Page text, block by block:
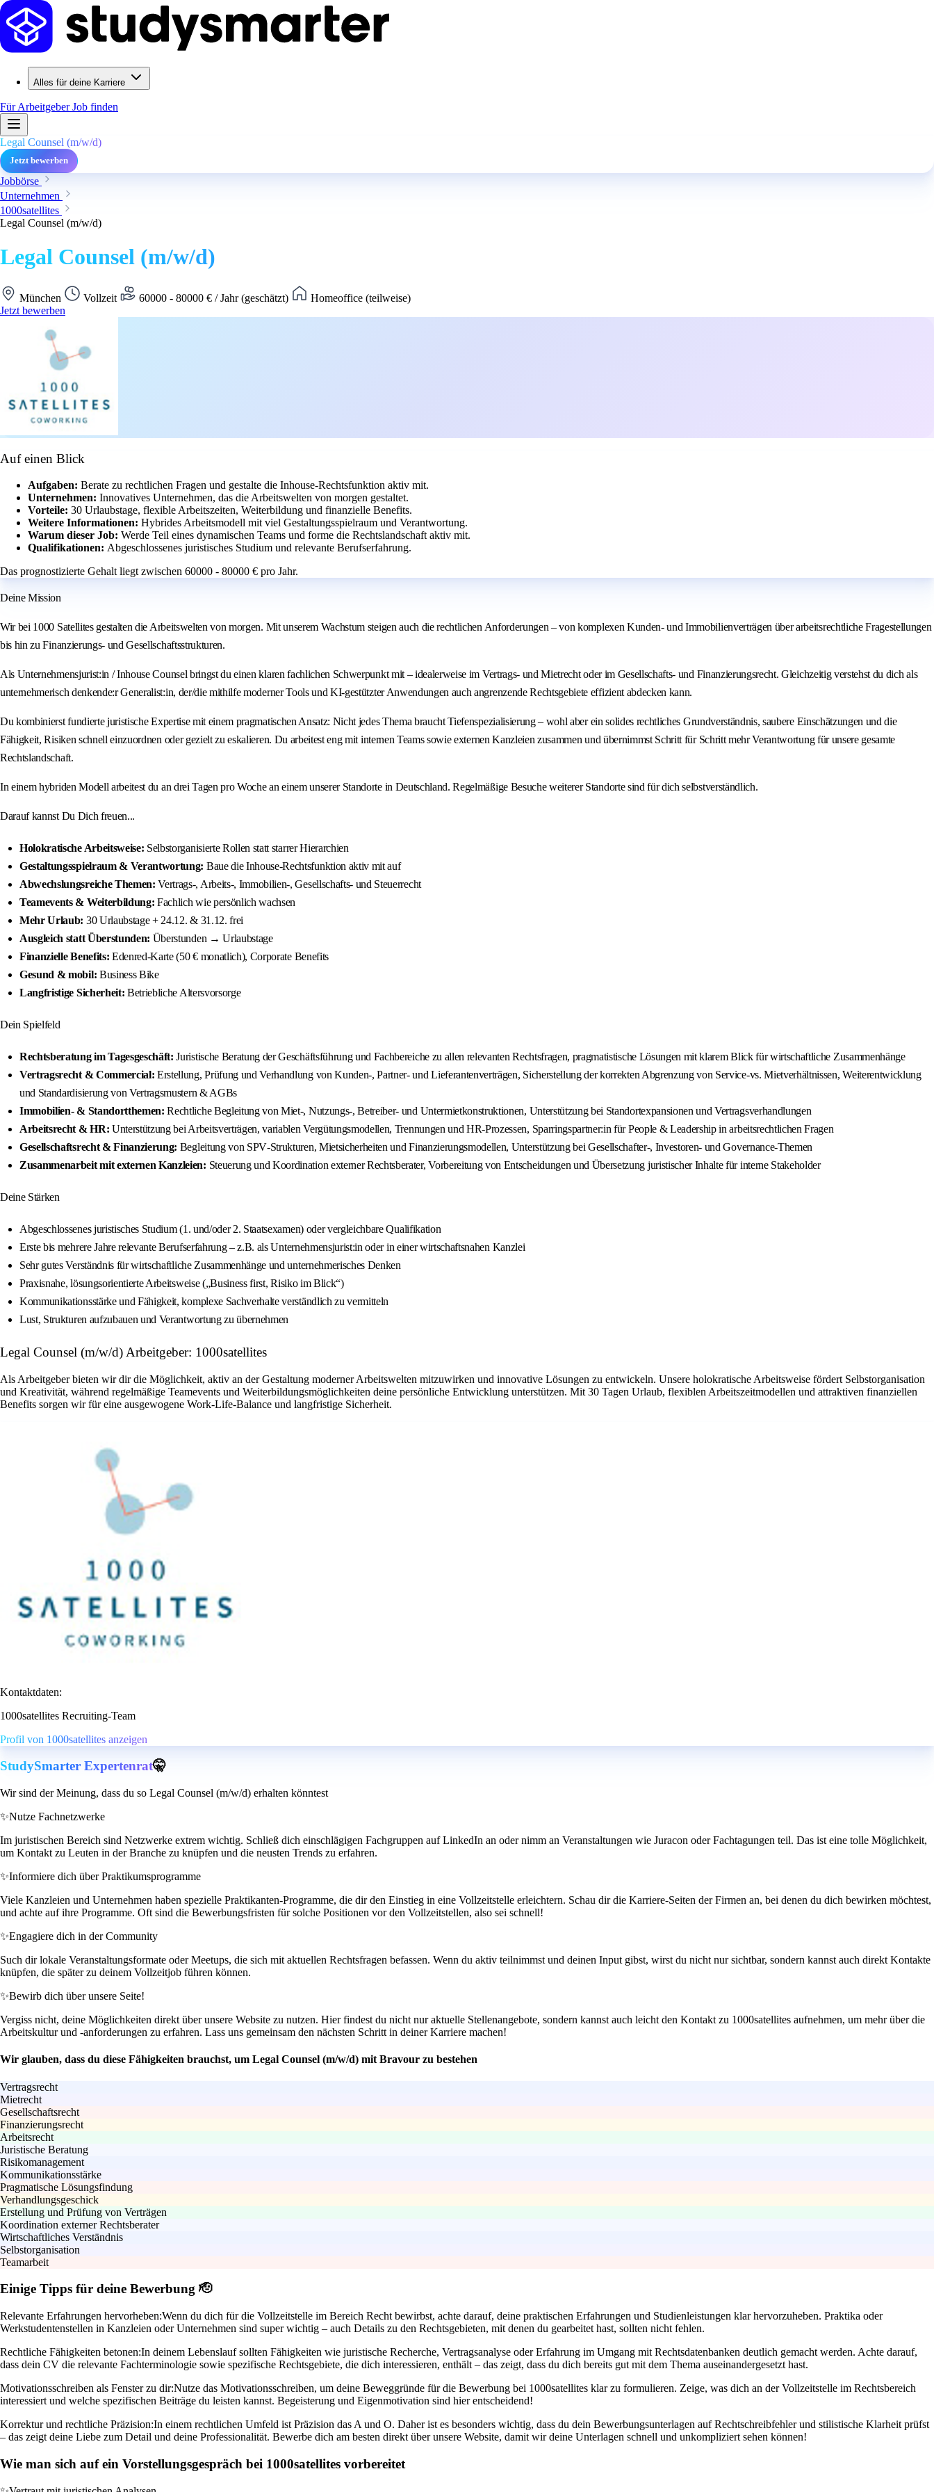
Alles für deine Karriere
Für ArbeitgeberJob finden
Legal Counsel (m/w/d)
Jetzt bewerben
Jobbörse
Unternehmen
1000satellites
Legal Counsel (m/w/d)
Legal Counsel (m/w/d)
München Vollzeit 60000 - 80000 € / Jahr (geschätzt)
Homeoffice (teilweise)
Jetzt bewerben
Auf einen Blick
Aufgaben: Berate zu rechtlichen Fragen und gestalte die Inhouse-Rechtsfunktion aktiv mit.
Unternehmen: Innovatives Unternehmen, das die Arbeitswelten von morgen gestaltet.
Vorteile: 30 Urlaubstage, flexible Arbeitszeiten, Weiterbildung und finanzielle Benefits.
Weitere Informationen: Hybrides Arbeitsmodell mit viel Gestaltungsspielraum und Verantwortung.
Warum dieser Job: Werde Teil eines dynamischen Teams und forme die Rechtslandschaft aktiv mit.
Qualifikationen: Abgeschlossenes juristisches Studium und relevante Berufserfahrung.
Das prognostizierte Gehalt liegt zwischen 60000 - 80000 € pro Jahr.
Deine Mission
Wir bei 1000 Satellites gestalten die Arbeitswelten von morgen. Mit unserem Wachstum steigen auch die rechtlichen Anforderungen – von komplexen Kunden- und Immobilienverträgen über arbeitsrechtliche Fragestellungen
bis hin zu Finanzierungs‑ und Gesellschaftsstrukturen.
Als Unternehmensjurist:in / Inhouse Counsel bringst du einen klaren fachlichen Schwerpunkt mit – idealerweise im Vertrags‑ und Mietrecht oder im Gesellschafts‑ und Finanzierungsrecht. Gleichzeitig verstehst du dich als
unternehmerisch denkende:r Generalist:in, der/die mithilfe moderner Tools und KI‑gestützter Anwendungen auch angrenzende Rechtsgebiete effizient abdecken kann.
Du kombinierst fundierte juristische Expertise mit einem pragmatischen Ansatz: Nicht jedes Thema braucht Tiefenspezialisierung – wohl aber ein solides rechtliches Grundverständnis, saubere Einschätzungen und die
Fähigkeit, Risiken schnell einzuordnen oder gezielt zu eskalieren. Du arbeitest eng mit internen Teams sowie externen Kanzleien zusammen und übernimmst Schritt für Schritt mehr Verantwortung für unsere gesamte
Rechtslandschaft.
In einem hybriden Modell arbeitest du an drei Tagen pro Woche an einem unserer Standorte in Deutschland. Regelmäßige Besuche weiterer Standorte sind für dich selbstverständlich.
Darauf kannst Du Dich freuen...
Holokratische Arbeitsweise: Selbstorganisierte Rollen statt starrer Hierarchien
Gestaltungsspielraum & Verantwortung: Baue die Inhouse-Rechtsfunktion aktiv mit auf
Abwechslungsreiche Themen: Vertrags-, Arbeits‑, Immobilien‑, Gesellschafts‑ und Steuerrecht
Teamevents & Weiterbildung: Fachlich wie persönlich wachsen
Mehr Urlaub: 30 Urlaubstage + 24.12. & 31.12. frei
Ausgleich statt Überstunden: Überstunden → Urlaubstage
Finanzielle Benefits: Edenred-Karte (50 € monatlich), Corporate Benefits
Gesund & mobil: Business Bike
Langfristige Sicherheit: Betriebliche Altersvorsorge
Dein Spielfeld
Rechtsberatung im Tagesgeschäft: Juristische Beratung der Geschäftsführung und Fachbereiche zu allen relevanten Rechtsfragen, pragmatistische Lösungen mit klarem Blick für wirtschaftliche Zusammenhänge
Vertragsrecht & Commercial: Erstellung, Prüfung und Verhandlung von Kunden‑, Partner‑ und Lieferantenverträgen, Sicherstellung der korrekten Abgrenzung von Service‑vs. Mietverhältnissen, Weiterentwicklung
und Standardisierung von Vertragsmustern & AGBs
Immobilien‑ & Standortthemen: Rechtliche Begleitung von Miet‑, Nutzungs‑, Betreiber‑ und Untermietkonstruktionen, Unterstützung bei Standortexpansionen und Vertragsverhandlungen
Arbeitsrecht & HR: Unterstützung bei Arbeitsverträgen, variablen Vergütungsmodellen, Trennungen und HR‑Prozessen, Sparringspartner:in für People & Leadership in arbeitsrechtlichen Fragen
Gesellschaftsrecht & Finanzierung: Begleitung von SPV‑Strukturen, Mietsicherheiten und Finanzierungsmodellen, Unterstützung bei Gesellschafter‑, Investoren‑ und Governance‑Themen
Zusammenarbeit mit externen Kanzleien: Steuerung und Koordination externer Rechtsberater, Vorbereitung von Entscheidungen und Übersetzung juristischer Inhalte für interne Stakeholder
Deine Stärken
Abgeschlossenes juristisches Studium (1. und/oder 2. Staatsexamen) oder vergleichbare Qualifikation
Erste bis mehrere Jahre relevante Berufserfahrung – z.B. als Unternehmensjurist:in oder in einer wirtschaftsnahen Kanzlei
Sehr gutes Verständnis für wirtschaftliche Zusammenhänge und unternehmerisches Denken
Praxisnahe, lösungsorientierte Arbeitsweise („Business first, Risiko im Blick“)
Kommunikationsstärke und Fähigkeit, komplexe Sachverhalte verständlich zu vermitteln
Lust, Strukturen aufzubauen und Verantwortung zu übernehmen
Legal Counsel (m/w/d) Arbeitgeber: 1000satellites
Als Arbeitgeber bieten wir dir die Möglichkeit, aktiv an der Gestaltung moderner Arbeitswelten mitzuwirken und innovative Lösungen zu entwickeln. Unsere holokratische Arbeitsweise fördert Selbstorganisation
und Kreativität, während regelmäßige Teamevents und Weiterbildungsmöglichkeiten deine persönliche Entwicklung unterstützen. Mit 30 Tagen Urlaub, flexiblen Arbeitszeitmodellen und attraktiven finanziellen
Benefits sorgen wir für eine ausgewogene Work-Life-Balance und langfristige Sicherheit.
Kontaktdaten:
1000satellites Recruiting-Team
Profil von 1000satellites anzeigen
StudySmarter Expertenrat🤫
Wir sind der Meinung, dass du so Legal Counsel (m/w/d) erhalten könntest
✨Nutze Fachnetzwerke
Im juristischen Bereich sind Netzwerke extrem wichtig. Schließ dich einschlägigen Fachgruppen auf LinkedIn an oder nimm an Veranstaltungen wie Juracon oder Fachtagungen teil. Das ist eine tolle Möglichkeit,
um Kontakt zu Leuten in der Branche zu knüpfen und die neusten Trends zu erfahren.
✨Informiere dich über Praktikumsprogramme
Viele Kanzleien und Unternehmen haben spezielle Praktikanten-Programme, die dir den Einstieg in eine Vollzeitstelle erleichtern. Schau dir die Karriere-Seiten der Firmen an, bei denen du dich bewirken möchtest,
und achte auf ihre Programme. Oft sind die Bewerbungsfristen für solche Positionen vor den Vollzeitstellen, also sei schnell!
✨Engagiere dich in der Community
Such dir lokale Veranstaltungsformate oder Meetups, die sich mit aktuellen Rechtsfragen befassen. Wenn du aktiv teilnimmst und deinen Input gibst, wirst du nicht nur sichtbar, sondern kannst auch direkt Kontakte
knüpfen, die später zu deinem Vollzeitjob führen können.
✨Bewirb dich über unsere Seite!
Vergiss nicht, deine Möglichkeiten direkt über unsere Website zu nutzen. Hier findest du nicht nur aktuelle Stellenangebote, sondern kannst auch leicht den Kontakt zu 1000satellites aufnehmen, um mehr über die
Arbeitskultur und -anforderungen zu erfahren. Lass uns gemeinsam den nächsten Schritt in deiner Karriere machen!
Wir glauben, dass du diese Fähigkeiten brauchst, um Legal Counsel (m/w/d) mit Bravour zu bestehen
Vertragsrecht
Mietrecht
Gesellschaftsrecht
Finanzierungsrecht
Arbeitsrecht
Juristische Beratung
Risikomanagement
Kommunikationsstärke
Pragmatische Lösungsfindung
Verhandlungsgeschick
Erstellung und Prüfung von Verträgen
Koordination externer Rechtsberater
Wirtschaftliches Verständnis
Selbstorganisation
Teamarbeit
Einige Tipps für deine Bewerbung 🫡
Relevante Erfahrungen hervorheben:Wenn du dich für die Vollzeitstelle im Bereich Recht bewirbst, achte darauf, deine praktischen Erfahrungen und Studienleistungen klar hervorzuheben. Praktika oder
Werkstudentenstellen in Kanzleien oder Unternehmen sind super wichtig – auch Details zu den Rechtsgebieten, mit denen du gearbeitet hast, sollten nicht fehlen.
Rechtliche Fähigkeiten betonen:In deinem Lebenslauf sollten Fähigkeiten wie juristische Recherche, Vertragsanalyse oder Erfahrung im Umgang mit Rechtsdatenbanken deutlich gemacht werden. Achte darauf,
dass dein CV die relevante Fachterminologie sowie spezifische Rechtsgebiete, die dich interessieren, enthält – das zeigt, dass du dich bereits gut mit dem Thema auseinandergesetzt hast.
Motivationsschreiben als Fenster zu dir:Nutze das Motivationsschreiben, um deine Beweggründe für die Bewerbung bei 1000satellites klar zu formulieren. Zeige, was dich an der Vollzeitstelle im Rechtsbereich
interessiert und welche spezifischen Beiträge du leisten kannst. Begeisterung und Eigenmotivation sind hier entscheidend!
Korrektur und rechtliche Präzision:In einem rechtlichen Umfeld ist Präzision das A und O. Daher ist es besonders wichtig, dass du dein Bewerbungsunterlagen auf Rechtschreibfehler und stilistische Klarheit prüfst
– das zeigt deine Liebe zum Detail und deine Professionalität. Bewerbe dich am besten direkt über unsere Website, damit wir deine Unterlagen schnell und unkompliziert sehen können!
Wie man sich auf ein Vorstellungsgespräch bei 1000satellites vorbereitet